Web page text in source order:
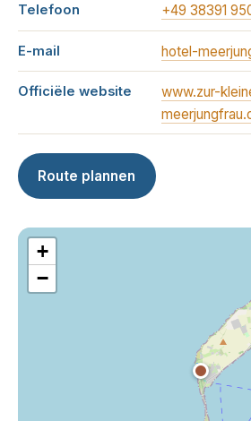
Telefoon +49 38391
E-mail hotel-
Officiële website
www.zur-
Route plannen
+
−